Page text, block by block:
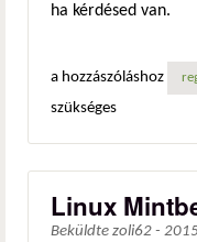
ha kérdésed van.
a hozzászóláshoz
szükséges
Linux
Beküldte zoli62 -